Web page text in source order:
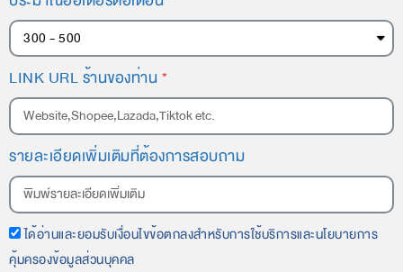
LINK URL ร้านของท่าน
รายละเอียดเพิ่มเติมที่ต้องการสอบถาม
ได้อ่านและยอมรับเงื่อนไขข้อตกลงสำหรับการใช้บริการและนโยบายการ
คุ้มครองข้อมูลส่วนบุคคล